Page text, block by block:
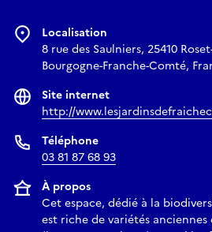
Localisation
8 rue des Saulniers, 25410
Bourgogne-Franche-Comté,
Site internet
http://
Téléphone
03 81 87 68 93
À propos
Cet espace, dédié à la
est riche de variétés anciennes